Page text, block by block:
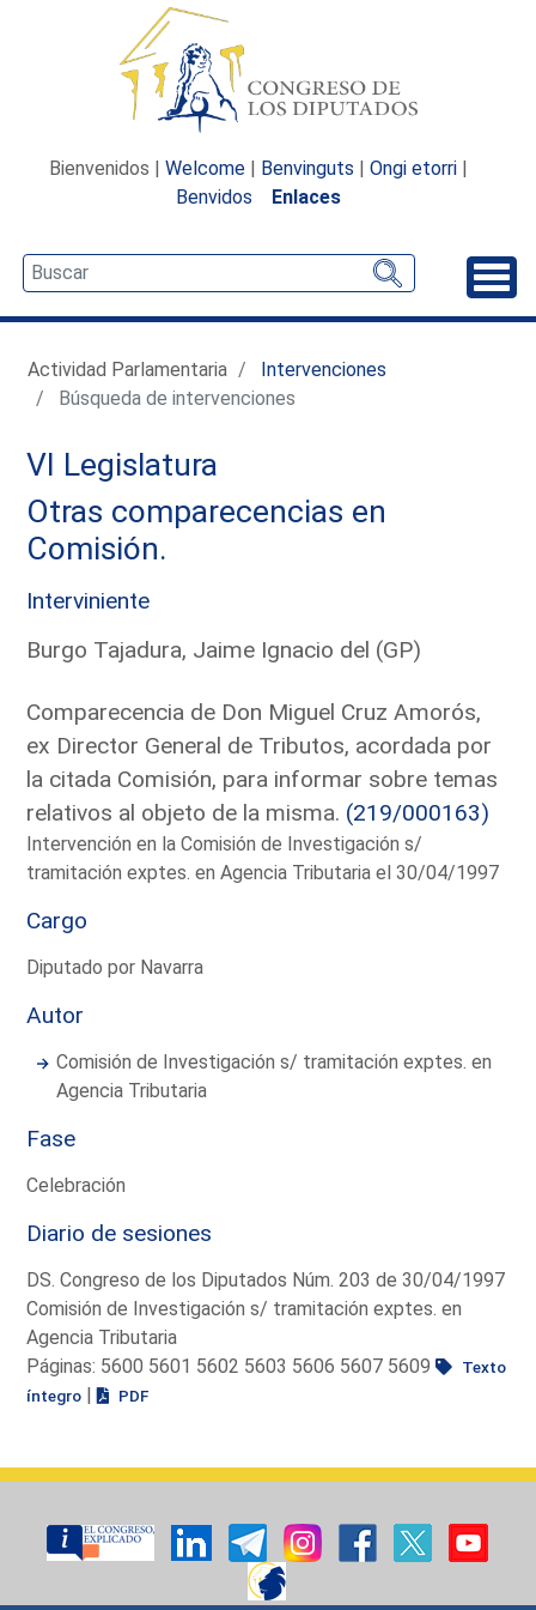
Bienvenidos | Welcome | Benvinguts | Ongi etorri |
Benvidos
Enlaces
Actividad Parlamentaria
Intervenciones
Búsqueda de intervenciones
VI Legislatura
Otras comparecencias en
Comisión.
Interviniente
Burgo Tajadura, Jaime Ignacio del (GP)
Comparecencia de Don Miguel Cruz Amorós,
ex Director General de Tributos, acordada por
la citada Comisión, para informar sobre temas
relativos al objeto de la misma. (219/000163)
Intervención en la Comisión de Investigación s/
tramitación exptes. en Agencia Tributaria el 30/04/1997
Cargo
Diputado por Navarra
Autor
Comisión de Investigación s/ tramitación exptes. en
Agencia Tributaria
Fase
Celebración
Diario de sesiones
DS. Congreso de los Diputados Núm. 203 de 30/04/1997
Comisión de Investigación s/ tramitación exptes. en
Agencia Tributaria
Páginas: 5600 5601 5602 5603 5606 5607 5609
Texto
íntegro | PDF